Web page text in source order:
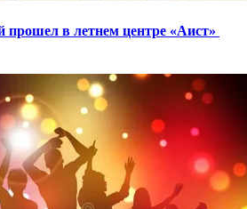
прошел в летнем центре «Аист»